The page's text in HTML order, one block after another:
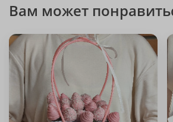
Вам может